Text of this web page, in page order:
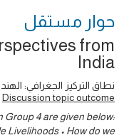
حوار ‎مستقل
from
India
نطاق التركيز الجغرافي: الهند
Discussion topic outcome
Group 4 are given below:
Livelihoods • How do we